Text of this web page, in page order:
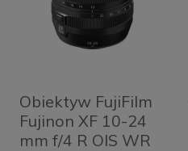
Obiektyw FujiFilm
Fujinon XF 10-24
mm f/4 R OIS WR